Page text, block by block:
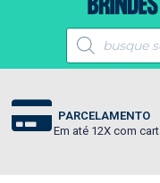
PARCELAMENTO
Em até 12X com